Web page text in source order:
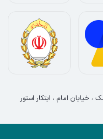
خیابان امام ، ابتکار استور